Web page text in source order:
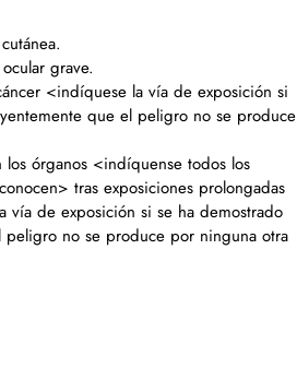
grave.
<indíquese la vía de exposición si
que el peligro no se produce
los órganos <indíquense todos los
tras exposiciones prolongadas
vía de exposición si se ha demostrado
peligro no se produce por ninguna otra